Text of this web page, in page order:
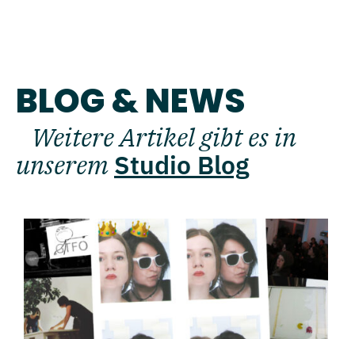
BLOG & NEWS
Weitere Artikel gibt es in
unseremStudio Blog